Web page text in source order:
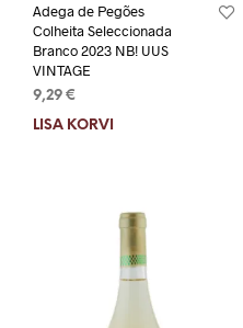
Adega de Pegões
Colheita Seleccionada
Branco 2023 NB! UUS
VINTAGE
9,29 €
LISA KORVI